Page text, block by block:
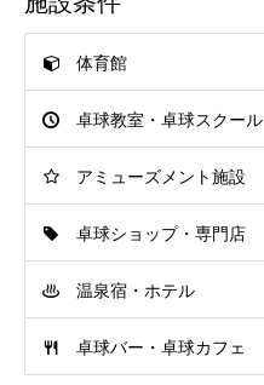
体育館
卓球教室・卓球スクール
アミューズメント施設
卓球ショップ・専門店
温泉宿・ホテル
卓球バー・卓球カフェ